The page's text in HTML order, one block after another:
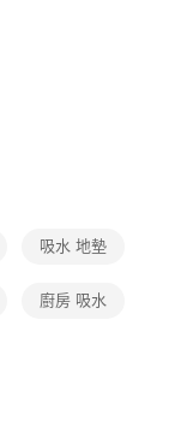
吸水 地墊
廚房 吸水